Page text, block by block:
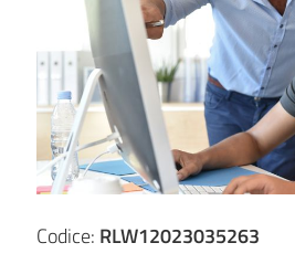
Codice: RLW12023035263